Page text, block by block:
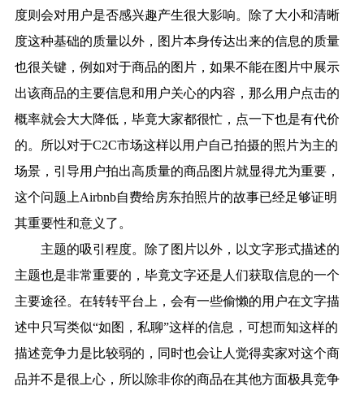
度则会对用户是否感兴趣产生很大影响。除了大小和清晰
度这种基础的质量以外，图片本身传达出来的信息的质量
也很关键，例如对于商品的图片，如果不能在图片中展示
出该商品的主要信息和用户关心的内容，那么用户点击的
概率就会大大降低，毕竟大家都很忙，点一下也是有代价
的。所以对于C2C市场这样以用户自己拍摄的照片为主的
场景，引导用户拍出高质量的商品图片就显得尤为重要，
这个问题上Airbnb自费给房东拍照片的故事已经足够证明
其重要性和意义了。
主题的吸引程度。除了图片以外，以文字形式描述的
主题也是非常重要的，毕竟文字还是人们获取信息的一个
主要途径。在转转平台上，会有一些偷懒的用户在文字描
述中只写类似“如图，私聊”这样的信息，可想而知这样的
描述竞争力是比较弱的，同时也会让人觉得卖家对这个商
品并不是很上心，所以除非你的商品在其他方面极具竞争